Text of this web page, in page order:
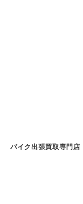
バイク出張買取専門